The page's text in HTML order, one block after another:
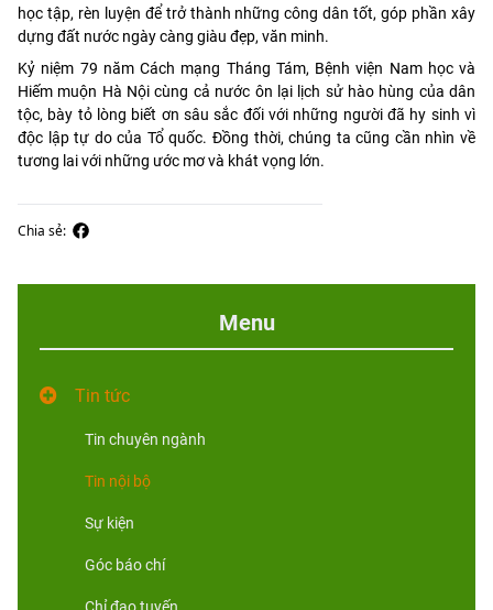
học tập, rèn luyện để trở thành những công dân tốt, góp phần xây
dựng đất nước ngày càng giàu đẹp, văn minh.
Kỷ niệm 79 năm Cách mạng Tháng Tám, Bệnh viện Nam học và
Hiếm muộn Hà Nội cùng cả nước ôn lại lịch sử hào hùng của dân
tộc, bày tỏ lòng biết ơn sâu sắc đối với những người đã hy sinh vì
độc lập tự do của Tổ quốc. Đồng thời, chúng ta cũng cần nhìn về
tương lai với những ước mơ và khát vọng lớn.
Chia sẻ:
Menu
Tin tức
Tin chuyên ngành
Tin nội bộ
Sự kiện
Góc báo chí